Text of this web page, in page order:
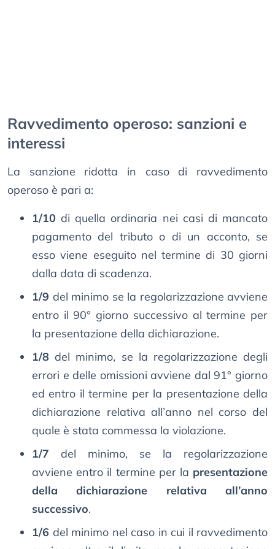
Ravvedimento operoso: sanzioni e
interessi
La sanzione ridotta in caso di ravvedimento
operoso è pari a:
1/10 di quella ordinaria nei casi di mancato
pagamento del tributo o di un acconto, se
esso viene eseguito nel termine di 30 giorni
dalla data di scadenza.
1/9 del minimo se la regolarizzazione avviene
entro il 90° giorno successivo al termine per
la presentazione della dichiarazione.
1/8 del minimo, se la regolarizzazione degli
errori e delle omissioni avviene dal 91° giorno
ed entro il termine per la presentazione della
dichiarazione relativa all’anno nel corso del
quale è stata commessa la violazione.
1/7 del minimo, se la regolarizzazione
avviene entro il termine per la presentazione
della dichiarazione relativa all’anno
successivo.
1/6 del minimo nel caso in cui il ravvedimento